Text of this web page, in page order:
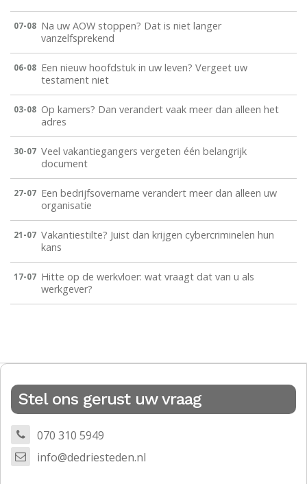
07-08 Na uw AOW stoppen? Dat is niet langer
vanzelfsprekend
06-08 Een nieuw hoofdstuk in uw leven? Vergeet uw
testament niet
03-08 Op kamers? Dan verandert vaak meer dan alleen het
adres
30-07 Veel vakantiegangers vergeten één belangrijk
document
27-07 Een bedrijfsovername verandert meer dan alleen uw
organisatie
21-07 Vakantiestilte? Juist dan krijgen cybercriminelen hun
kans
17-07 Hitte op de werkvloer: wat vraagt dat van u als
werkgever?
Stel ons gerust uw vraag
070 310 5949
info@dedriesteden.nl